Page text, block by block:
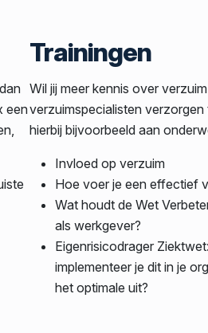
een
Trainingen
Wil jij meer kennis over
verzuimspecialisten
hierbij bijvoorbeeld aan
Invloed op verzuim
Hoe voer je een effectief
Wat houdt de Wet
als werkgever?
Eigenrisicodrager
implementeer je dit in je
het optimale uit?